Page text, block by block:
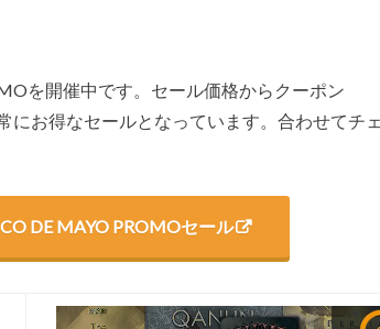
を開催中です。セール価格からクーポン
にお得なセールとなっています。合わせてチ
DE MAYO PROMOセール